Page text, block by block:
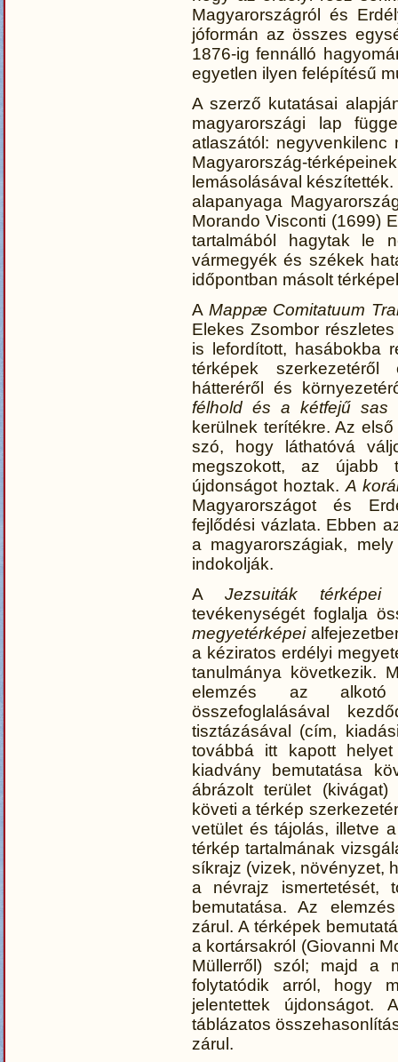
Magyarországról és
jóformán az összes
1876-ig fennálló
egyetlen ilyen felépítésű
A szerző kutatásai
magyarországi lap
atlaszától: negyvenkilenc
Magyarország-
lemásolásával
alapanyaga
Morando Visconti (1699)
tartalmából hagytak le
vármegyék és székek
időpontban másolt
A Mappæ Comitatuum
Elekes Zsombor
is lefordított, hasábokba
térképek
hátteréről és
félhold és a kétfejű sas
kerülnek terítékre. Az
szó, hogy láthatóvá
megszokott, az újabb
újdonságot hoztak. A
Magyarországot és
fejlődési vázlata. Ebben
a magyarországiak,
indokolják.
A Jezsuiták térképei
tevékenységét foglalja
megyetérképei
a kéziratos erdélyi
tanulmánya következik.
elemzés az alkotó
összefoglalásával
tisztázásával (cím,
továbbá itt kapott
kiadvány bemutatása
ábrázolt terület
követi a térkép
vetület és tájolás, illetve
térkép tartalmának
síkrajz (vizek, növényzet,
a névrajz ismertetését,
bemutatása. Az
zárul. A térképek
a kortársakról (Giovanni
Müllerről) szól; majd a
folytatódik arról, hogy
jelentettek újdonságot.
táblázatos
zárul.